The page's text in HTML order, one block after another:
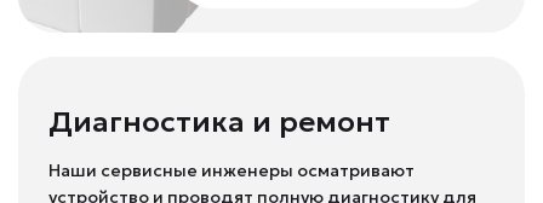
Диагностика и ремонт
Наши сервисные инженеры осматривают
устройство и проводят полную диагностику для